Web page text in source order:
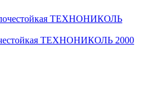
ТЕХНОНИКОЛЬ 2000